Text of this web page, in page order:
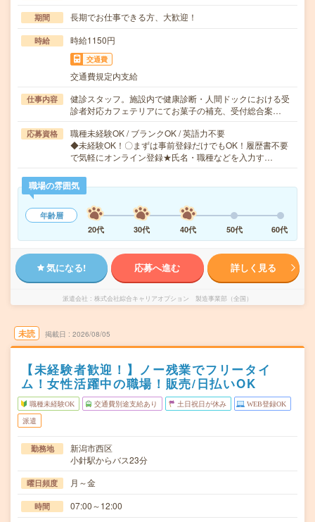
期間 長期でお仕事できる方、大歓迎！
時給 時給1150円
交通費
交通費規定内支給
仕事内容
健診スタッフ。施設内で健康診断・人間ドックにおける受
診者対応カフェテリアにてお菓子の補充、受付総合案…
応募資格
職種未経験OK / ブランクOK / 英語力不要
◆未経験OK！〇まずは事前登録だけでもOK！履歴書不要
で気軽にオンライン登録★氏名・職種などを入力す…
職場の雰囲気
年齢層
20代
30代 40代 50代 60代
気になる! 応募へ進む 詳しく見る
派遣会社 株式会社綜合キャリアオプション 製造事業部（全国）
未読 掲載日 2026/08/05
【未経験者歓迎！】ノー残業でフリータイ
ム！女性活躍中の職場！販売/日払いOK
職種未経験OK 交通費別途支給あり 土日祝日が休み WEB登録OK
派遣
勤務地
新潟市西区
小針駅からバス23分
曜日頻度 月～金
時間 07:00～12:00